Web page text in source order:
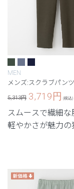
MEN
メンズ:スクラブパン
5,313円 3,719円 (税込)
スムースで繊細な
軽やかさが魅力の